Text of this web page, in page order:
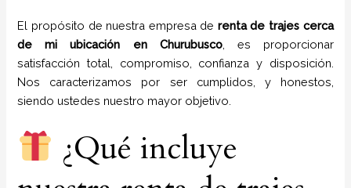
El propósito de nuestra empresa de renta de trajes cerca
de mi ubicación
en Churubusco, es proporcionar
satisfacción total, compromiso, confianza y disposición.
Nos caracterizamos por ser cumplidos, y honestos,
siendo ustedes nuestro mayor objetivo.
¿Qué incluye